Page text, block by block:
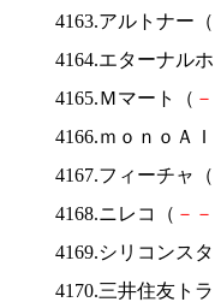
4163.アルトナー（
4164.エターナル
4165.Ｍマート（ －
4166.ｍｏｎｏＡ
4167.フィーチャ（
4168.ニレコ（ － －
4169.シリコンス
4170.三井住友ト